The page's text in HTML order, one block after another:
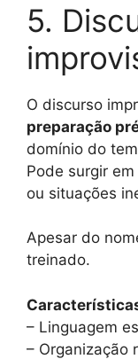
5.
O discurso
preparação
domínio do
Pode surgir
ou situações
Apesar do
treinado.
– Linguagem
– Organização